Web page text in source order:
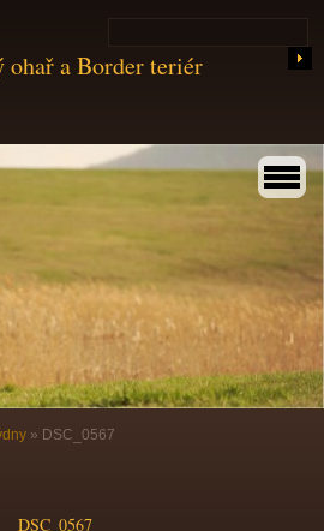
a Border teriér
» DSC_0567
DSC_0567